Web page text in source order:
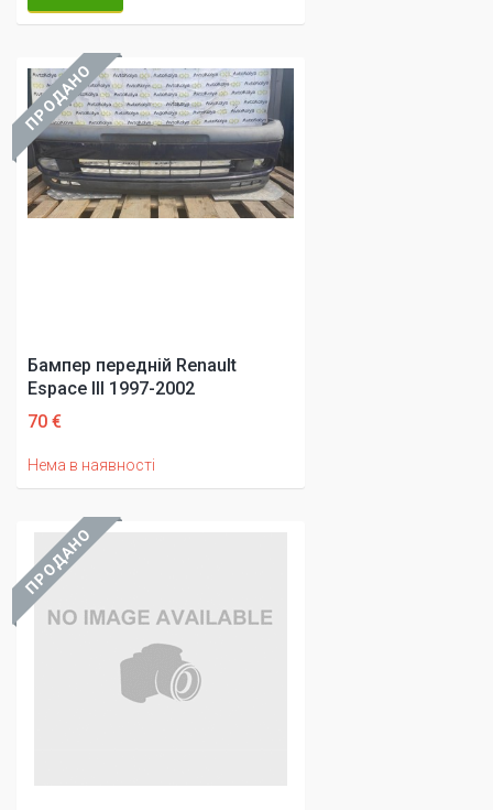
ПРОДАНО
Бампер передній Renault
Espace III 1997-2002
70 €
Нема в наявності
ПРОДАНО